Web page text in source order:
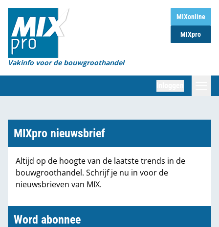
MIXonline
MIXpro
Vakinfo voor de bouwgroothandel
Home
Magazines
Organisaties
Marktcijfers
Partners
MIXpro nieuwsbrief
Altijd op de hoogte van de laatste trends in de
bouwgroothandel. Schrijf je nu in voor de
nieuwsbrieven van MIX.
Word abonnee